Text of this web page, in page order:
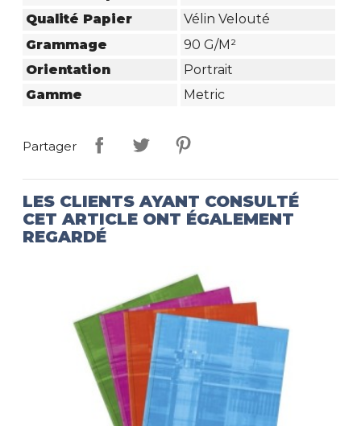
Qualité Papier
Vélin Velouté
Grammage
90 G/m²
Orientation
Portrait
Gamme
Metric
Partager
LES CLIENTS AYANT CONSULTÉ
CET ARTICLE ONT ÉGALEMENT
REGARDÉ